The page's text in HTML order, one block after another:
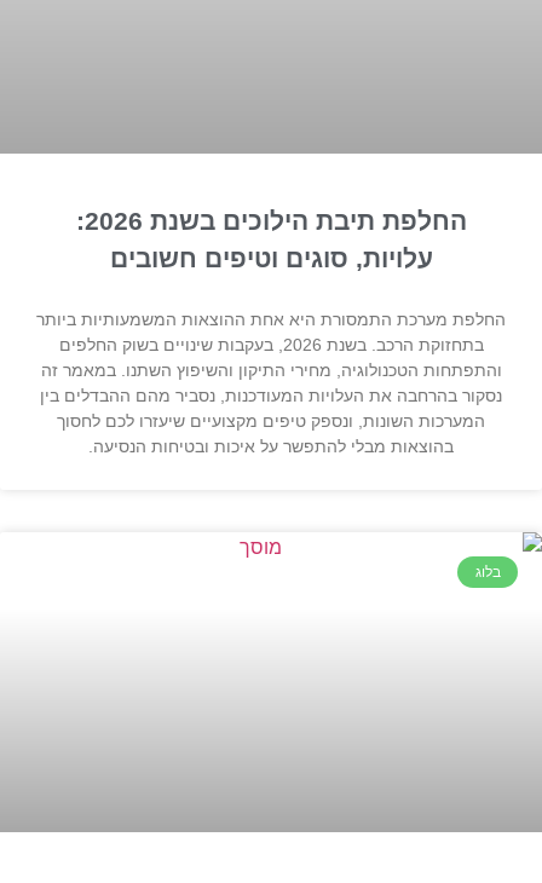
החלפת תיבת הילוכים בשנת 2026:
עלויות, סוגים וטיפים חשובים
החלפת מערכת התמסורת היא אחת ההוצאות המשמעותיות ביותר
בתחזוקת הרכב. בשנת 2026, בעקבות שינויים בשוק החלפים
והתפתחות הטכנולוגיה, מחירי התיקון והשיפוץ השתנו. במאמר זה
נסקור בהרחבה את העלויות המעודכנות, נסביר מהם ההבדלים בין
המערכות השונות, ונספק טיפים מקצועיים שיעזרו לכם לחסוך
בהוצאות מבלי להתפשר על איכות ובטיחות הנסיעה.
בלוג